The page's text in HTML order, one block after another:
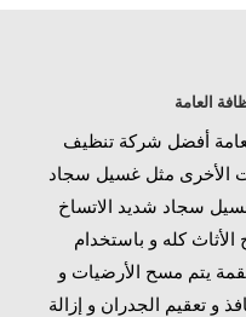
العامة
أفضل شركة تنظيف
الأخرى مثل غسيل سجاد
سجاد شديد الاتساخ
كله و باستخدام
يتم مسح الأرضيات و
و تعقيم الجدران و إزالة